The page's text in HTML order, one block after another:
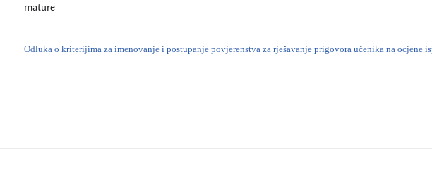
mature
Odluka o kriterijima za imenovanje i postupanje povjerenstva za rješavanje prigovora učenika na ocjene